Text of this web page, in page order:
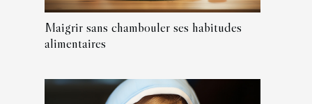
Maigrir sans chambouler ses habitudes
alimentaires